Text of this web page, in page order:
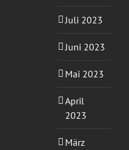
Juli 2023
Juni 2023
Mai 2023
April
2023
März